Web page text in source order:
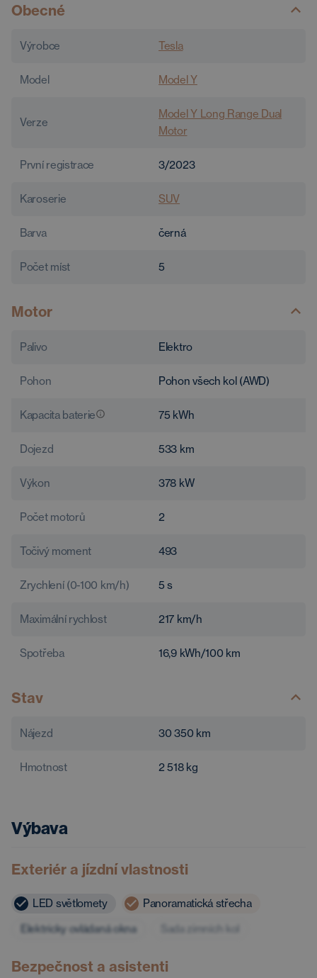
Obecné
Výrobce Tesla
Model Model Y
Verze
Model Y Long Range Dual
Motor
První registrace 3/2023
Karoserie SUV
Barva černá
Počet míst 5
Motor
Palivo Elektro
Pohon Pohon všech kol (AWD)
Kapacita baterie 75 kWh
Dojezd 533 km
Výkon 378 kW
Počet motorů 2
Točivý moment 493
Zrychlení (0-100 km/h) 5 s
Maximální rychlost 217 km/h
Spotřeba 16,9 kWh/100 km
Stav
Nájezd 30 350 km
Hmotnost 2 518 kg
Výbava
Exteriér a jízdní vlastnosti
LED světlomety
Panoramatická střecha
Elektricky ovládaná okna
Sada zimních kol
Bezpečnost a asistenti